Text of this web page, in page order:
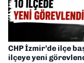
CHP İzmir’de ilçe
ilçeye yeni